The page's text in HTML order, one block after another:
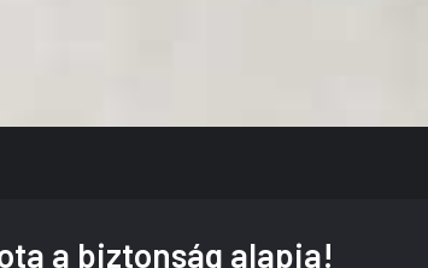
a biztonság alapja!